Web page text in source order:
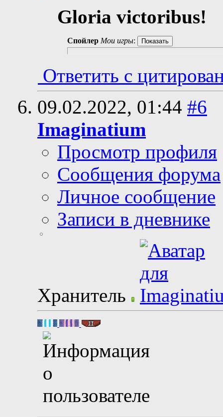
Gloria victoribus!
Спойлер Мои игры:
Ответить с
09.02.2022, 01:44 #6
Imaginatium
Просмотр профиля
Сообщения форума
Личное сообщение
Записи в дневнике
Хранитель